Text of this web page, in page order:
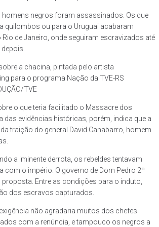
homens negros foram assassinados. Os que
quilombos ou para o Uruguai acabaram
de Janeiro, onde seguiram escravizados até
TVE
o que teria facilitado o Massacre dos
das evidências históricas, porém, indica que a
traição do general David Canabarro, homem
a iminente derrota, os rebeldes tentavam
com o império. O governo de Dom Pedro 2º
Entre as condições para o induto,
dos escravos capturados.
não agradaria muitos dos chefes
com a renúncia, e tampouco os negros a